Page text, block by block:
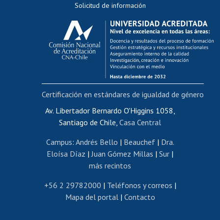
Evaluación docente
Calificación académica
Postulación al AUCAI
Funcionarias/os
Cursos internos de capacitación
Bienestar del personal
Portal de movilidad interna
Certificado de renta
Certificado de renta honorarios
Editar páginas blancas
Extranjeras/os
Revalidación y reconocimiento de títulos
Postulación al Programa de Movilidad Estudiantil
Solicitud de información
Av. Libertador Bernardo O'Higgins 1058,
Santiago de Chile, Casa Central
Campus: Andrés Bello | Beauchef| Dra.
Eloísa Díaz |Juan Gómez Millas | Sur |
más recintos
+56 2 29782000 | Teléfonos y correos |
Mapa del portal| Contacto
Certificación en estándares de igualdad de género